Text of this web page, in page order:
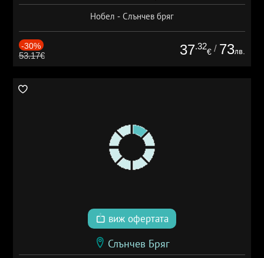
Нобел - Слънчев бряг
-30%
53.17€ 37.32
€ / 73лв.
виж офертата
Слънчев Бряг